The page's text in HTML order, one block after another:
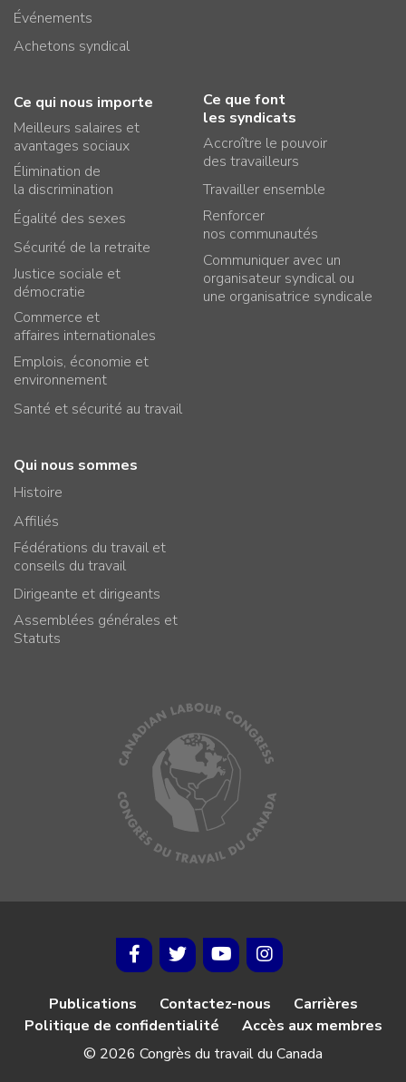
Événements
Achetons syndical
Ce qui nous importe
Meilleurs salaires et
avantages sociaux
Élimination de
la discrimination
Égalité des sexes
Sécurité de la retraite
Justice sociale et
démocratie
Commerce et
affaires internationales
Emplois, économie et
environnement
Santé et sécurité au travail
Ce que font
les syndicats
Accroître le pouvoir
des travailleurs
Travailler ensemble
Renforcer
nos communautés
Communiquer avec un
organisateur syndical ou
une organisatrice syndicale
Qui nous sommes
Histoire
Affiliés
Fédérations du travail et
conseils du travail
Dirigeante et dirigeants
Assemblées générales et
Statuts
Publications Contactez-nous
Carrières
Politique de confidentialité
Accès aux membres
© 2026 Congrès du travail du Canada